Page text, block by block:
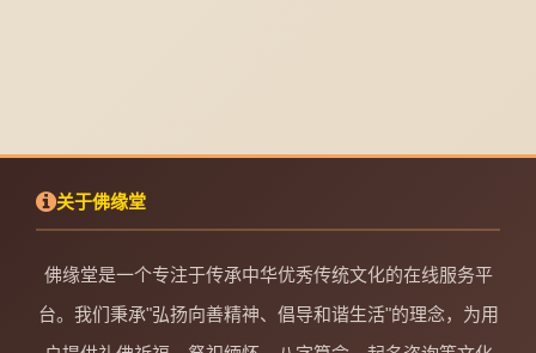
关于佛缘堂
佛缘堂是一个专注于传承中华优秀传统文化的在线服务平
台。我们秉承"弘扬向善精神、倡导和谐生活"的理念，为用